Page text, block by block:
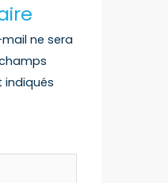
ne sera
indiqués